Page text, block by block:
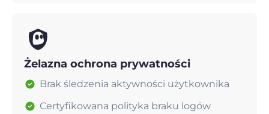
Żelazna ochrona prywatności
Brak śledzenia aktywności użytkownika
Certyfikowana polityka braku logów